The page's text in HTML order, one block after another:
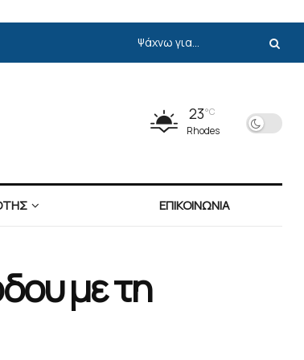
23°C
Rhodes
ΕΠΙΚΟΙΝΩΝΙΑ
με τη